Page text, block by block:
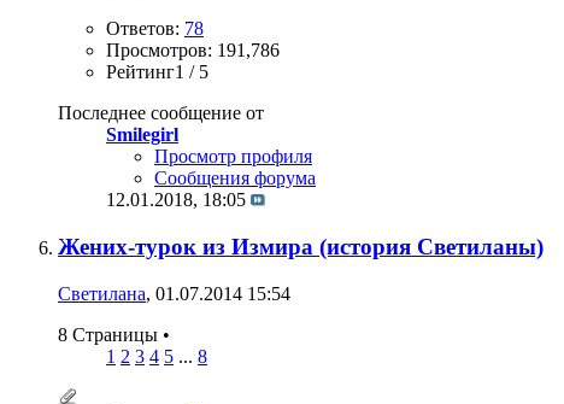
Ответов: 78
Просмотров: 191,786
Рейтинг1 / 5
Последнее сообщение от
Smilegirl
Просмотр профиля
Сообщения форума
12.01.2018, 18:05
Жених-турок из Измира (история Светиланы)
Светилана, 01.07.2014 15:54
8 Страницы •
1 2 3 4 5 ... 8